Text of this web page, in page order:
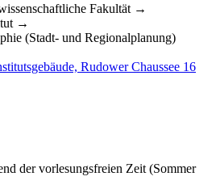
Fakultät →
→
(Stadt- und Regionalplanung)
Rudower Chaussee 16
der vorlesungsfreien Zeit (Sommer